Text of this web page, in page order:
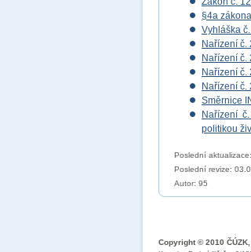
§4a
Vyhláška
Nařízení č.
Nařízení č.
Nařízení č.
Nařízení č.
Směrnice
Nařízení
politikou
Poslední
Poslední revize:
Autor: 95
Copyright © 2010